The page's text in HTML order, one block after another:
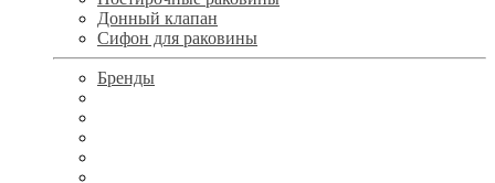
Донный клапан
Сифон для раковины
Бренды